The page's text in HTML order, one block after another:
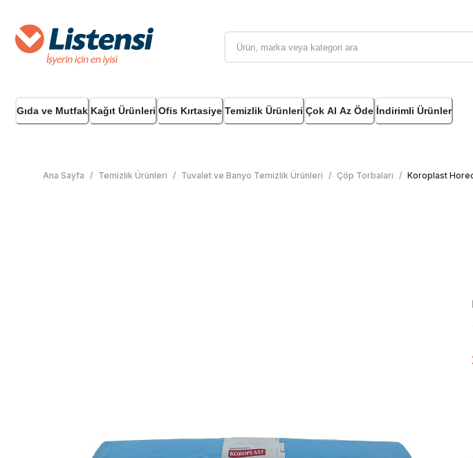
Gıda ve Mutfak Kağıt Ürünleri Ofis Kırtasiye Temizlik Ürünleri Çok Al Az Öde İndirimli Ürünler
Ana Sayfa / Temizlik Ürünleri / Tuvalet ve Banyo Temizlik Ürünleri / Çöp Torbaları / Koroplast